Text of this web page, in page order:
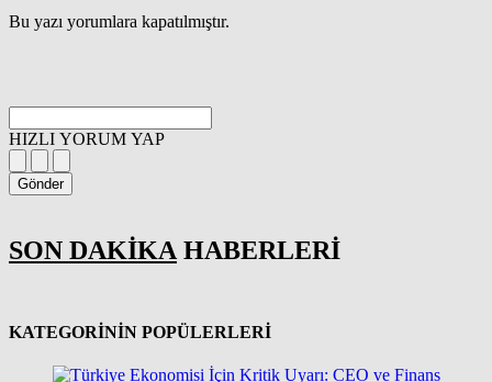
Bu yazı yorumlara kapatılmıştır.
HIZLI YORUM YAP
Gönder
SON DAKİKAHABERLERİ
KATEGORİNİN POPÜLERLERİ